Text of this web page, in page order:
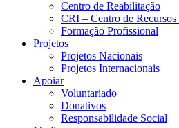
Centro de Reabilitação
CRI – Centro de Recursos
Formação Profissional
Projetos
Projetos Nacionais
Projetos Internacionais
Apoiar
Voluntariado
Donativos
Responsabilidade Social